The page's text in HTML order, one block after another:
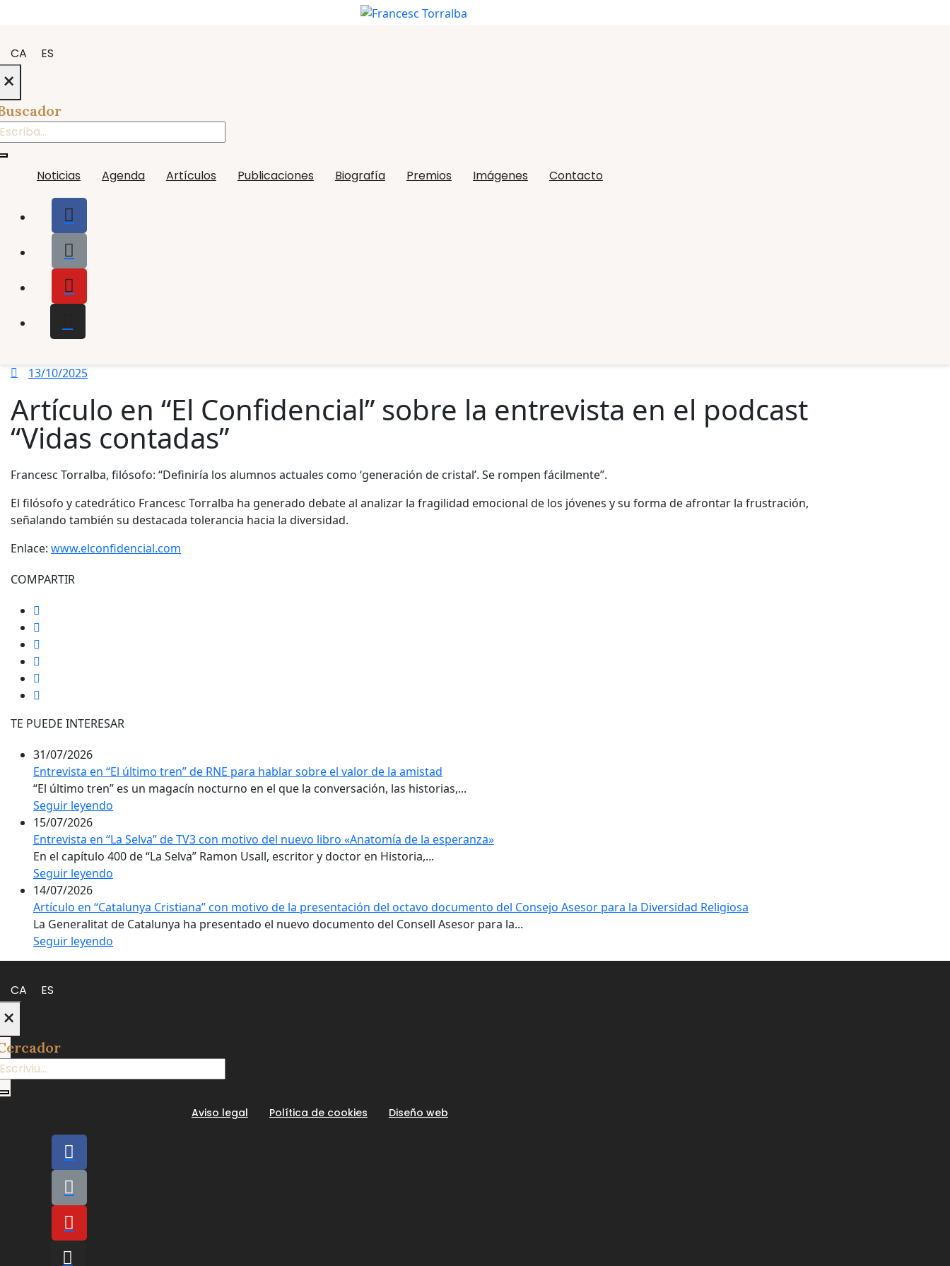
CA ES
×
Noticias Agenda Artículos Publicaciones Biografía Premios Imágenes Contacto
13/10/2025
Artículo en “El Confidencial” sobre la entrevista en el podcast
“Vidas contadas”
Francesc Torralba, filósofo: “Definiría los alumnos actuales como ‘generación de cristal’. Se rompen fácilmente”.
El filósofo y catedrático Francesc Torralba ha generado debate al analizar la fragilidad emocional de los jóvenes y su forma de afrontar la frustración,
señalando también su destacada tolerancia hacia la diversidad.
Enlace: www.elconfidencial.com
COMPARTIR
TE PUEDE INTERESAR
31/07/2026
Entrevista en “El último tren” de RNE para hablar sobre el valor de la amistad
“El último tren” es un magacín nocturno en el que la conversación, las historias,...
Seguir leyendo
15/07/2026
Entrevista en “La Selva” de TV3 con motivo del nuevo libro «Anatomía de la esperanza»
En el capítulo 400 de “La Selva” Ramon Usall, escritor y doctor en Historia,...
Seguir leyendo
14/07/2026
Artículo en “Catalunya Cristiana” con motivo de la presentación del octavo documento del Consejo Asesor para la Diversidad Religiosa
La Generalitat de Catalunya ha presentado el nuevo documento del Consell Asesor para la...
Seguir leyendo
CA ES
×
Aviso legal Política de cookies Diseño web